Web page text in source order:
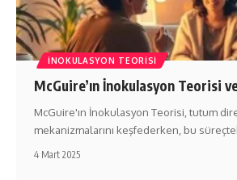
İNOKULASYON TEORISI
McGuire’ın İnokulasyon Teorisi
McGuire'ın İnokulasyon Teorisi, tutum
mekanizmalarını keşfederken, bu
4 Mart 2025